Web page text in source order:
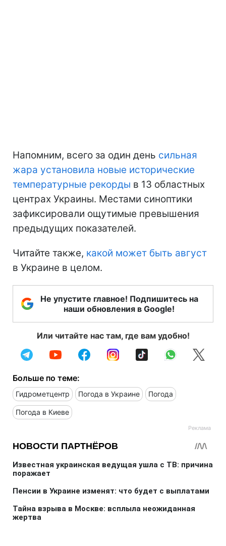
Напомним, всего за один день сильная
жара установила новые исторические
температурные рекорды в 13 областных
центрах Украины. Местами синоптики
зафиксировали ощутимые превышения
предыдущих показателей.
Читайте также, какой может быть август
в Украине в целом.
Не упустите главное! Подпишитесь на
наши обновления в Google!
Или читайте нас там, где вам удобно!
Больше по теме:
Гидрометцентр Погода в Украине Погода
Погода в Киеве